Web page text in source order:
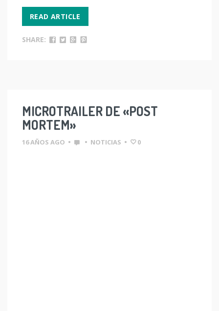
READ ARTICLE
SHARE:
MICROTRAILER DE «POST
MORTEM»
16 AÑOS AGO • • NOTICIAS • 0